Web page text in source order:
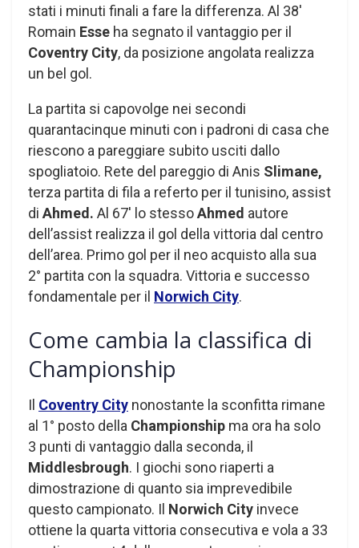
stati i minuti finali a fare la differenza. Al 38′
Romain Esse ha segnato il vantaggio per il
Coventry City, da posizione angolata realizza
un bel gol.
La partita si capovolge nei secondi
quarantacinque minuti con i padroni di casa che
riescono a pareggiare subito usciti dallo
spogliatoio. Rete del pareggio di Anis Slimane,
terza partita di fila a referto per il tunisino, assist
di Ahmed. Al 67′ lo stessoAhmed autore
dell’assist realizza il gol della vittoria dal centro
dell’area. Primo gol per il neo acquisto alla sua
2° partita con la squadra. Vittoria e successo
fondamentale per il Norwich City.
Come cambia la classifica di
Championship
Il Coventry City nonostante la sconfitta rimane
al 1° posto della Championship ma ora ha solo
3 punti di vantaggio dalla seconda, il
Middlesbrough. I giochi sono riaperti a
dimostrazione di quanto sia imprevedibile
questo campionato. Il Norwich City invece
ottiene la quarta vittoria consecutiva e vola a 33